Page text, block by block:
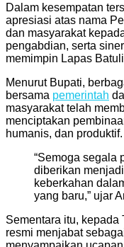
Dalam kesempatan
apresiasi atas nama
dan masyarakat
pengabdian, serta
memimpin Lapas
Menurut Bupati,
bersama pemerintah
masyarakat telah
menciptakan
humanis, dan produktif.
“Semoga segala
diberikan
keberkahan
yang baru,” ujar
Sementara itu, kepada
resmi menjabat